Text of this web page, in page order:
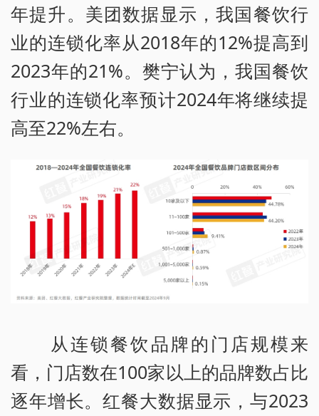
年提升。美团数据显示，我国餐饮行
业的连锁化率从2018年的12%提高到
2023年的21%。樊宁认为，我国餐饮
行业的连锁化率预计2024年将继续提
高至22%左右。
从连锁餐饮品牌的门店规模来
看，门店数在100家以上的品牌数占比
逐年增长。红餐大数据显示，与2023